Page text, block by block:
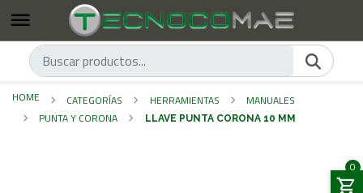
0
HOME CATEGORÍAS HERRAMIENTAS
MANUALES
PUNTA Y CORONA
LLAVE PUNTA CORONA 10 MM